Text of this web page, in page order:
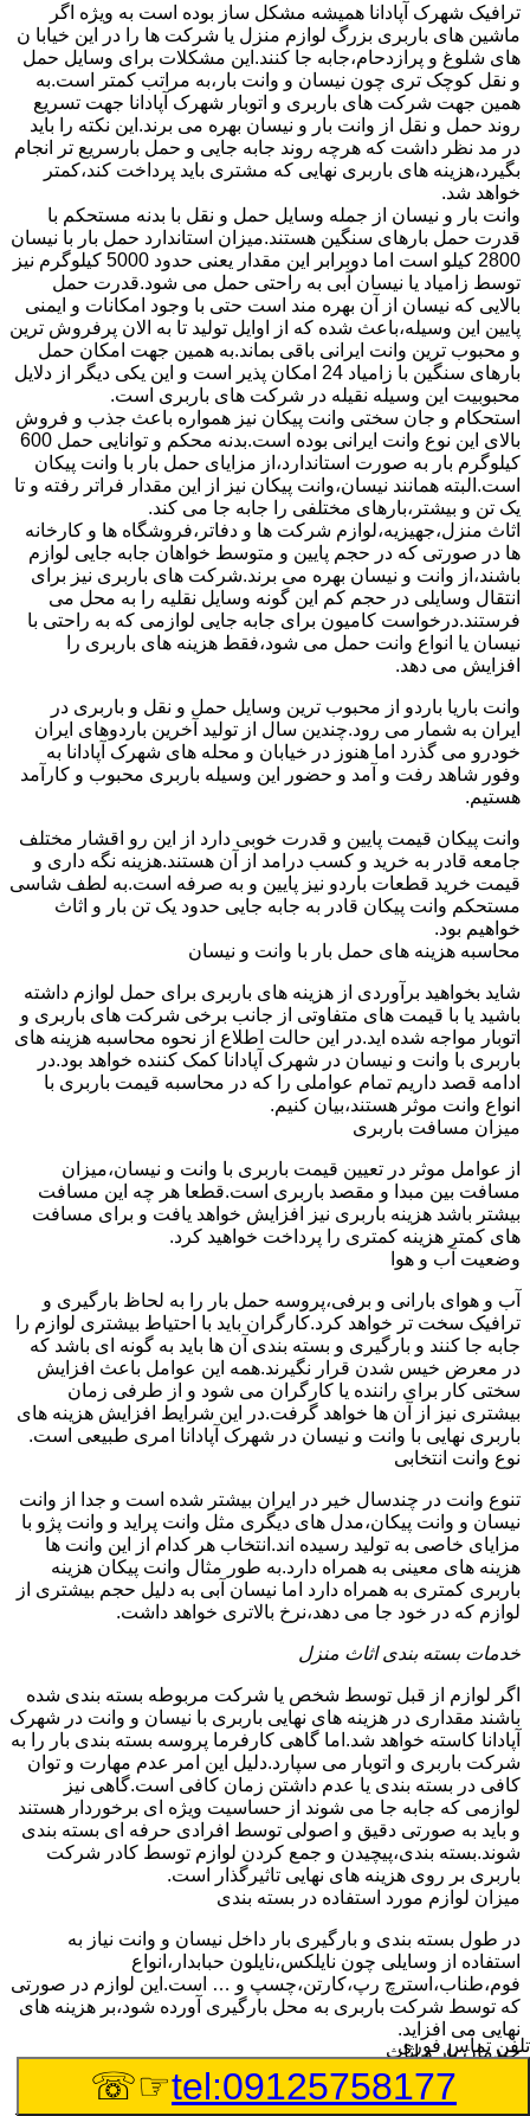
ترافیک شهرک آپادانا همیشه مشکل ساز بوده است به ویژه اگر
ماشین های باربری بزرگ لوازم منزل یا شرکت ها را در این خیابا ن
های شلوغ و پرازدحام،جابه جا کنند.این مشکلات برای وسایل حمل
و نقل کوچک تری چون نیسان و وانت بار،به مراتب کمتر است.به
همین جهت شرکت های باربری و اتوبار شهرک آپادانا جهت تسریع
روند حمل و نقل از وانت بار و نیسان بهره می برند.این نکته را باید
در مد نظر داشت که هرچه روند جابه جایی و حمل بارسریع تر انجام
بگیرد،هزینه های باربری نهایی که مشتری باید پرداخت کند،کمتر
خواهد شد.
وانت بار و نیسان از جمله وسایل حمل و نقل با بدنه مستحکم با
قدرت حمل بارهای سنگین هستند.میزان استاندارد حمل بار با نیسان
2800 کیلو است اما دوبرابر این مقدار یعنی حدود 5000 کیلوگرم نیز
توسط زامیاد یا نیسان آبی به راحتی حمل می شود.قدرت حمل
بالایی که نیسان از آن بهره مند است حتی با وجود امکانات و ایمنی
پایین این وسیله،باعث شده که از اوایل تولید تا به الان پرفروش ترین
و محبوب ترین وانت ایرانی باقی بماند.به همین جهت امکان حمل
بارهای سنگین با زامیاد 24 امکان پذیر است و این یکی دیگر از دلایل
محبوبیت این وسیله نقیله در شرکت های باربری است.
استحکام و جان سختی وانت پیکان نیز همواره باعث جذب و فروش
بالای این نوع وانت ایرانی بوده است.بدنه محکم و توانایی حمل 600
کیلوگرم بار به صورت استاندارد،از مزایای حمل بار با وانت پیکان
است.البته همانند نیسان،وانت پیکان نیز از این مقدار فراتر رفته و تا
یک تن و بیشتر،بارهای مختلفی را جابه جا می کند.
اثاث منزل،جهیزیه،لوازم شرکت ها و دفاتر،فروشگاه ها و کارخانه
ها در صورتی که در حجم پایین و متوسط خواهان جابه جایی لوازم
باشند،از وانت و نیسان بهره می برند.شرکت های باربری نیز برای
انتقال وسایلی در حجم کم این گونه وسایل نقلیه را به محل می
فرستند.درخواست کامیون برای جابه جایی لوازمی که به راحتی با
نیسان یا انواع وانت حمل می شود،فقط هزینه های باربری را
افزایش می دهد.
وانت باریا باردو از محبوب ترین وسایل حمل و نقل و باربری در
ایران به شمار می رود.چندین سال از تولید آخرین باردوهای ایران
خودرو می گذرد اما هنوز در خیابان و محله های شهرک آپادانا به
وفور شاهد رفت و آمد و حضور این وسیله باربری محبوب و کارآمد
هستیم.
وانت پیکان قیمت پایین و قدرت خوبی دارد از این رو اقشار مختلف
جامعه قادر به خرید و کسب درامد از آن هستند.هزینه نگه داری و
قیمت خرید قطعات باردو نیز پایین و به صرفه است.به لطف شاسی
مستحکم وانت پیکان قادر به جابه جایی حدود یک تن بار و اثاث
خواهیم بود.
محاسبه هزینه های حمل بار با وانت و نیسان
شاید بخواهید برآوردی از هزینه های باربری برای حمل لوازم داشته
باشید یا با قیمت های متفاوتی از جانب برخی شرکت های باربری و
اتوبار مواجه شده اید.در این حالت اطلاع از نحوه محاسبه هزینه های
باربری با وانت و نیسان در شهرک آپادانا کمک کننده خواهد بود.در
ادامه قصد داریم تمام عواملی را که در محاسبه قیمت باربری با
انواع وانت موثر هستند،بیان کنیم.
میزان مسافت باربری
از عوامل موثر در تعیین قیمت باربری با وانت و نیسان،میزان
مسافت بین مبدا و مقصد باربری است.قطعا هر چه این مسافت
بیشتر باشد هزینه باربری نیز افزایش خواهد یافت و برای مسافت
های کمتر هزینه کمتری را پرداخت خواهید کرد.
وضعیت آب و هوا
آب و هوای بارانی و برفی،پروسه حمل بار را به لحاظ بارگیری و
ترافیک سخت تر خواهد کرد.کارگران باید با احتیاط بیشتری لوازم را
جابه جا کنند و بارگیری و بسته بندی آن ها باید به گونه ای باشد که
در معرض خیس شدن قرار نگیرند.همه این عوامل باعث افزایش
سختی کار برای راننده یا کارگران می شود و از طرفی زمان
بیشتری نیز از آن ها خواهد گرفت.در این شرایط افزایش هزینه های
باربری نهایی با وانت و نیسان در شهرک آپادانا امری طبیعی است.
نوع وانت انتخابی
تنوع وانت در چندسال خیر در ایران بیشتر شده است و جدا از وانت
نیسان و وانت پیکان،مدل های دیگری مثل وانت پراید و وانت پژو با
مزایای خاصی به تولید رسیده اند.انتخاب هر کدام از این وانت ها
هزینه های معینی به همراه دارد.به طور مثال وانت پیکان هزینه
باربری کمتری به همراه دارد اما نیسان آبی به دلیل حجم بیشتری از
لوازم که در خود جا می دهد،نرخ بالاتری خواهد داشت.
خدمات بسته بندی اثاث منزل
اگر لوازم از قبل توسط شخص یا شرکت مربوطه بسته بندی شده
باشند مقداری در هزینه های نهایی باربری با نیسان و وانت در شهرک
آپادانا کاسته خواهد شد.اما گاهی کارفرما پروسه بسته بندی بار را به
شرکت باربری و اتوبار می سپارد.دلیل این امر عدم مهارت و توان
کافی در بسته بندی یا عدم داشتن زمان کافی است.گاهی نیز
لوازمی که جابه جا می شوند از حساسیت ویژه ای برخوردار هستند
و باید به صورتی دقیق و اصولی توسط افرادی حرفه ای بسته بندی
شوند.بسته بندی،پیچیدن و جمع کردن لوازم توسط کادر شرکت
باربری بر روی هزینه های نهایی تاثیرگذار است.
میزان لوازم مورد استفاده در بسته بندی
در طول بسته بندی و بارگیری بار داخل نیسان و وانت نیاز به
استفاده از وسایلی چون نایلکس،نایلون حبابدار،انواع
فوم،طناب،استرچ رپ،کارتن،چسپ و … است.این لوازم در صورتی
که توسط شرکت باربری به محل بارگیری آورده شود،بر هزینه های
نهایی می افزاید.
چیدمان بار و اثاث
گاهی لوازمی که توسط وانت و نیسان در شهرک آپادانا به نقاط
تلفن تماس فوری
tel:09125758177
☞☏